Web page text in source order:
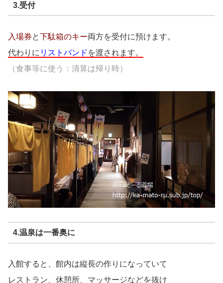
3.受付
入場券と下駄箱のキー両方を受付に預けます。
代わりに リストバンド を渡されます。
（食事等に使う：清算は帰り時）
4.温泉は一番奥に
入館すると、館内は縦長の作りになっていて
レストラン、休憩所、マッサージなどを抜け